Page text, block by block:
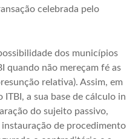
celebrada pelo
dos municípios
quando não mereçam fé as
relativa). Assim, em
a sua base de cálculo in
do sujeito passivo,
de procedimento